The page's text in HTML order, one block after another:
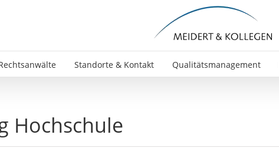
Standorte & Kontakt Qualitätsmanagement
Hochschule